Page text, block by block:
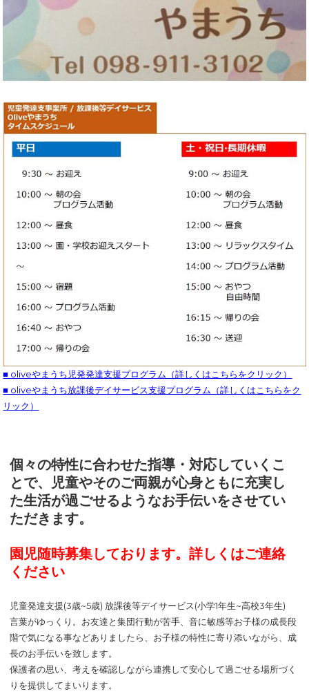
■ oliveやまうち児発発達支援プログラム（詳しくはこちらをクリック）
■ oliveやまうち放課後デイサービス支援プログラム（詳しくはこちらをク
リック）
個々の特性に合わせた指導・対応していくこ
とで、児童やそのご両親が心身ともに充実し
た生活が過ごせるようなお手伝いをさせてい
ただきます。
園児随時募集しております。詳しくはご連絡
ください
児童発達支援(3歳~5歳) 放課後等デイサービス(小学1年生~高校3年生)
言葉がゆっくり。お友達と集団行動が苦手、音に敏感等お子様の成長段
階で気になる事などありましたら、お子様の特性に寄り添いながら、成
長のお手伝いを致します。
保護者の思い、考えを確認しながら連携して安心して過ごせる場所づく
りを提供してまいります。